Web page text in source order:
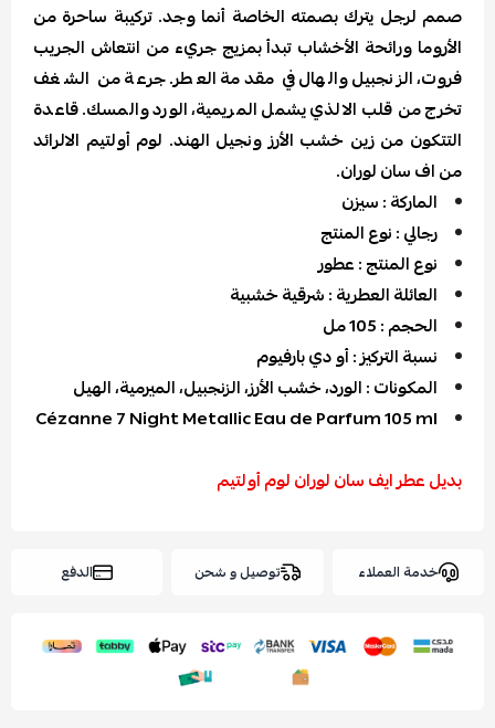
صمم لرجل يترك بصمته الخاصة أنما وجد. تركيبة ساحرة من
الأروما ورائحة الأخشاب تبدأ بمزيج جريء من انتعاش الجريب
فروت، الزنجبيل والهال في مقدمة العطر. جرعة من الشغف
تخرج من قلب الالذي يشمل المريمية، الورد والمسك. قاعدة
التتكون من زين خشب الأرز ونجيل الهند. لوم أولتيم الالرائد
من اف سان لوران.
الماركة : سيزن
رجالي : نوع المنتج
نوع المنتج : عطور
العائلة العطرية : شرقية خشبية
الحجم : 105 مل
نسبة التركيز : أو دي بارفيوم
المكونات : الورد، خشب الأرز، الزنجبيل، الميرمية، الهيل
Cézanne 7 Night Metallic Eau de Parfum 105 ml
بديل عطر ايف سان لوران لوم أولتيم
خدمة العملاء توصيل و شحن الدفع